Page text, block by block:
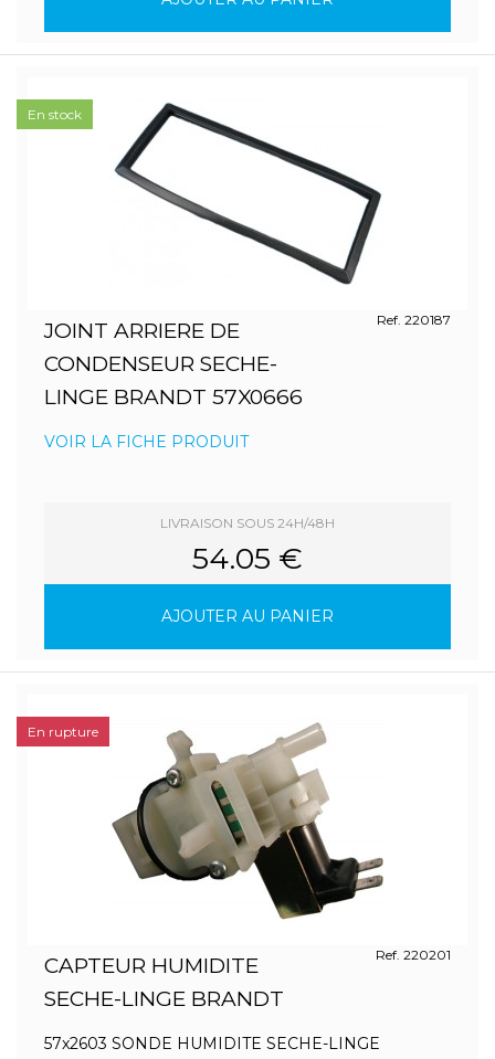
JOINT ARRIERE DE
CONDENSEUR SECHE-
LINGE BRANDT 57X0666
Ref. 220187
VOIR LA FICHE PRODUIT
LIVRAISON SOUS 24H/48H
54.05 €
AJOUTER AU PANIER
En stock
CAPTEUR HUMIDITE
SECHE-LINGE BRANDT
Ref. 220201
57x2603 SONDE HUMIDITE SECHE-LINGE
En rupture